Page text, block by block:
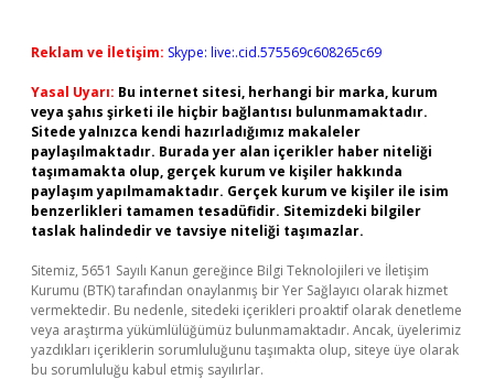
Reklam ve İletişim: Skype: live:.cid.575569c608265c69
Yasal Uyarı: Bu internet sitesi, herhangi bir marka, kurum
veya şahıs şirketi ile hiçbir bağlantısı bulunmamaktadır.
Sitede yalnızca kendi hazırladığımız makaleler
paylaşılmaktadır. Burada yer alan içerikler haber niteliği
taşımamakta olup, gerçek kurum ve kişiler hakkında
paylaşım yapılmamaktadır. Gerçek kurum ve kişiler ile isim
benzerlikleri tamamen tesadüfidir. Sitemizdeki bilgiler
taslak halindedir ve tavsiye niteliği taşımazlar.
Sitemiz, 5651 Sayılı Kanun gereğince Bilgi Teknolojileri ve İletişim
Kurumu (BTK) tarafından onaylanmış bir Yer Sağlayıcı olarak hizmet
vermektedir. Bu nedenle, sitedeki içerikleri proaktif olarak denetleme
veya araştırma yükümlülüğümüz bulunmamaktadır. Ancak, üyelerimiz
yazdıkları içeriklerin sorumluluğunu taşımakta olup, siteye üye olarak
bu sorumluluğu kabul etmiş sayılırlar.